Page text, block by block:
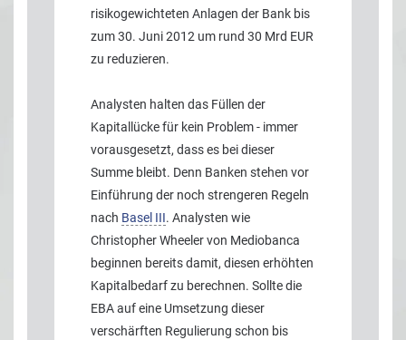
risikogewichteten Anlagen der Bank bis
zum 30. Juni 2012 um rund 30 Mrd EUR
zu reduzieren.
Analysten halten das Füllen der
Kapitallücke für kein Problem - immer
vorausgesetzt, dass es bei dieser
Summe bleibt. Denn Banken stehen vor
Einführung der noch strengeren Regeln
nach Basel III. Analysten wie
Christopher Wheeler von Mediobanca
beginnen bereits damit, diesen erhöhten
Kapitalbedarf zu berechnen. Sollte die
EBA auf eine Umsetzung dieser
verschärften Regulierung schon bis